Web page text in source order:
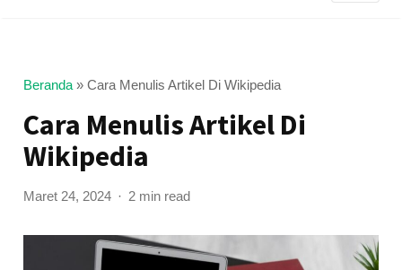
Beranda »Cara Menulis Artikel Di Wikipedia
Cara Menulis Artikel Di
Wikipedia
Maret 24, 2024 2 min read